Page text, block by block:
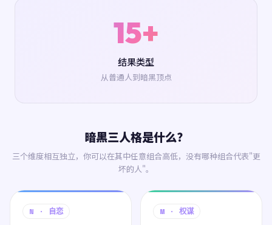
15+
结果类型
从普通人到暗黑顶点
暗黑三人格是什么？
三个维度相互独立，你可以在其中任意组合高低，没有哪种组合代表"更
坏的人"。
N · 自恋 M · 权谋